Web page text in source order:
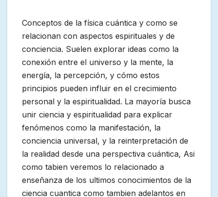
Conceptos de la física cuántica y como se
relacionan con aspectos espirituales y de
conciencia. Suelen explorar ideas como la
conexión entre el universo y la mente, la
energía, la percepción, y cómo estos
principios pueden influir en el crecimiento
personal y la espiritualidad. La mayoría busca
unir ciencia y espiritualidad para explicar
fenómenos como la manifestación, la
conciencia universal, y la reinterpretación de
la realidad desde una perspectiva cuántica, Asi
como tabien veremos lo relacionado a
enseñanza de los ultimos conocimientos de la
ciencia cuantica como tambien adelantos en